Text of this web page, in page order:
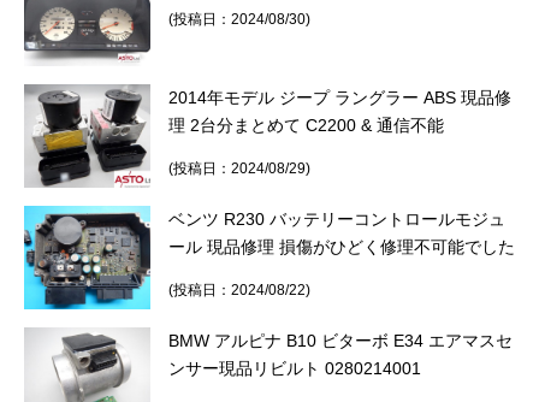
(投稿日：2024/08/30)
2014年モデル ジープ ラングラー ABS 現品修
理 2台分まとめて C2200 & 通信不能
(投稿日：2024/08/29)
ベンツ R230 バッテリーコントロールモジュ
ール 現品修理 損傷がひどく修理不可能でした
(投稿日：2024/08/22)
BMW アルピナ B10 ビターボ E34 エアマスセ
ンサー現品リビルト 0280214001